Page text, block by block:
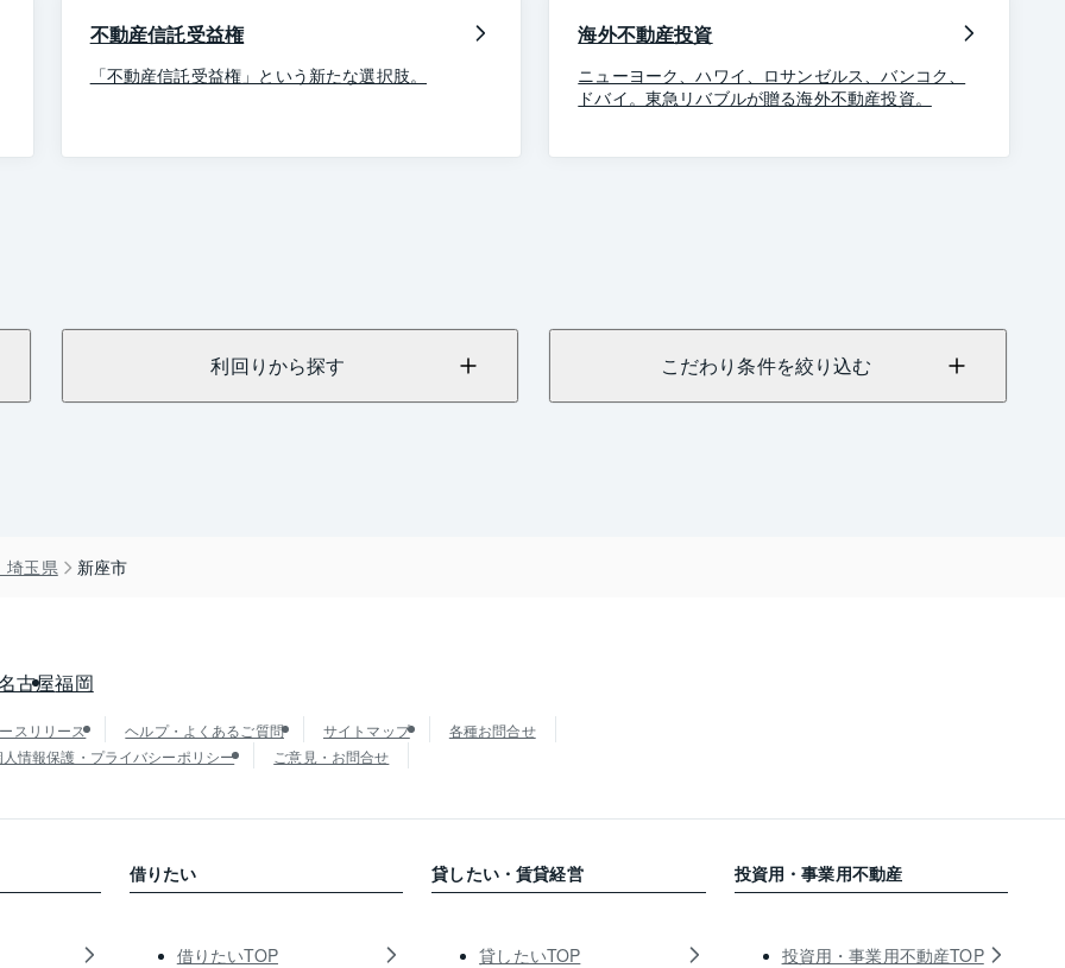
不動産信託受益権
「不動産信託受益権」という新たな選択肢。
海外不動産投資
ニューヨーク、ハワイ、ロサンゼルス、バンコク、
ドバイ。東急リバブルが贈る海外不動産投資。
利回りから探す こだわり条件を絞り込む
埼玉県 新座市
古屋福岡
スリリース ヘルプ・よくあるご質問 サイトマップ
各種お問合せ
人情報保護・プライバシーポリシー
ご意見・お問合せ
借りたい
借りたいTOP
貸したい・賃貸経営
貸したいTOP
投資用・事業用不動産
投資用・事業用不動産TOP